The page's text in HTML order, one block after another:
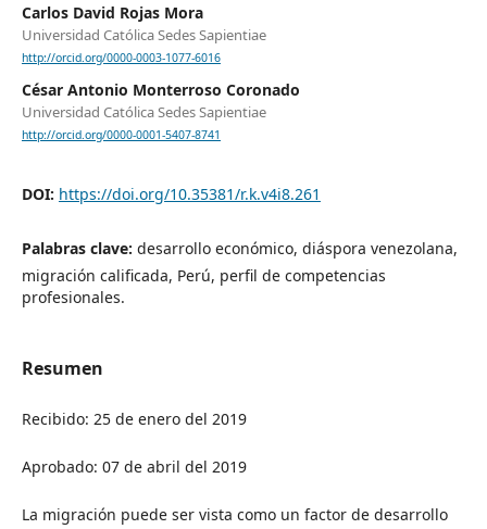
Carlos David Rojas Mora
Universidad Católica Sedes Sapientiae
http://orcid.org/0000-0003-1077-6016
César Antonio Monterroso Coronado
Universidad Católica Sedes Sapientiae
http://orcid.org/0000-0001-5407-8741
DOI: https://doi.org/10.35381/r.k.v4i8.261
Palabras clave: desarrollo económico, diáspora venezolana,
migración calificada, Perú, perfil de competencias
profesionales.
Resumen
Recibido: 25 de enero del 2019
Aprobado: 07 de abril del 2019
La migración puede ser vista como un factor de desarrollo